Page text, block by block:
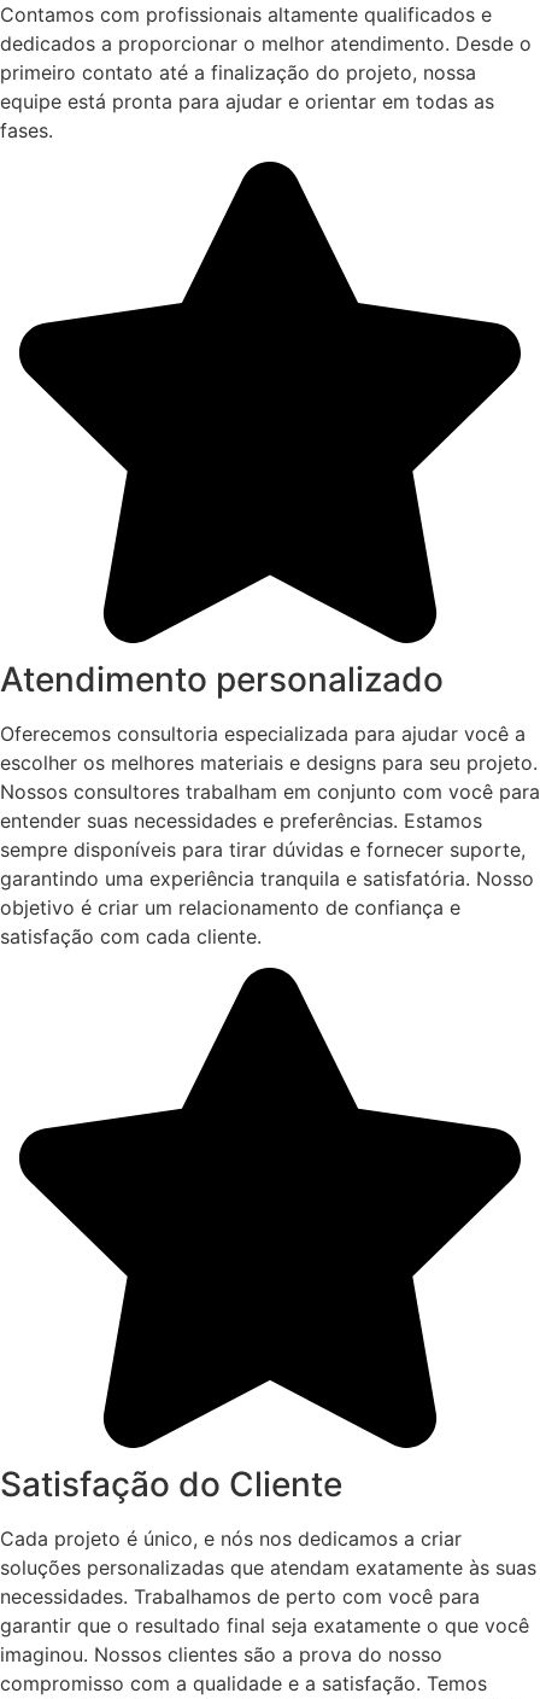
Contamos com profissionais altamente qualificados e
dedicados a proporcionar o melhor atendimento. Desde o
primeiro contato até a finalização do projeto, nossa
equipe está pronta para ajudar e orientar em todas as
fases.
Atendimento personalizado
Oferecemos consultoria especializada para ajudar você a
escolher os melhores materiais e designs para seu projeto.
Nossos consultores trabalham em conjunto com você para
entender suas necessidades e preferências. Estamos
sempre disponíveis para tirar dúvidas e fornecer suporte,
garantindo uma experiência tranquila e satisfatória. Nosso
objetivo é criar um relacionamento de confiança e
satisfação com cada cliente.
Satisfação do Cliente
Cada projeto é único, e nós nos dedicamos a criar
soluções personalizadas que atendam exatamente às suas
necessidades. Trabalhamos de perto com você para
garantir que o resultado final seja exatamente o que você
imaginou. Nossos clientes são a prova do nosso
compromisso com a qualidade e a satisfação. Temos